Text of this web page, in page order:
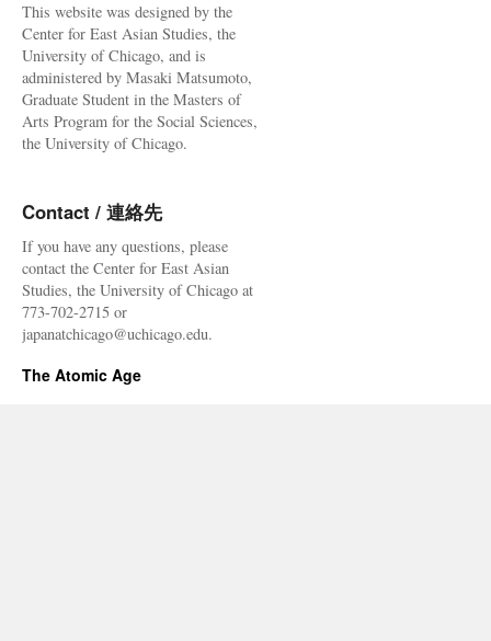
This website was designed by the
Center for East Asian Studies, the
University of Chicago, and is
administered by Masaki Matsumoto,
Graduate Student in the Masters of
Arts Program for the Social Sciences,
the University of Chicago.
Contact / 連絡先
If you have any questions, please
contact the Center for East Asian
Studies, the University of Chicago at
773-702-2715 or
japanatchicago@uchicago.edu.
The Atomic Age